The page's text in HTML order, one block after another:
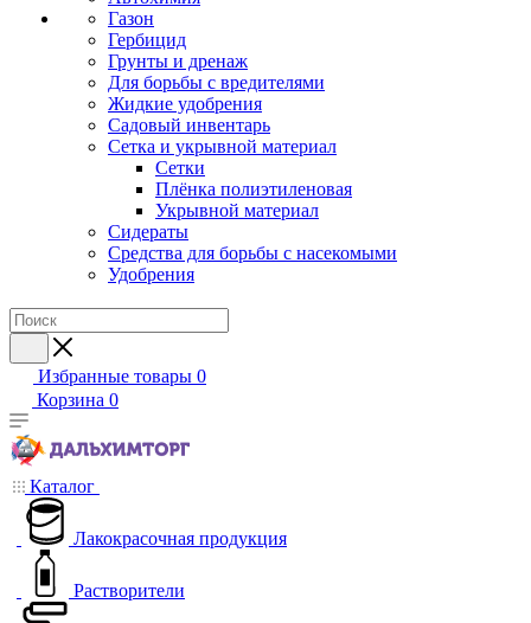
Газон
Гербицид
Грунты и дренаж
Для борьбы с вредителями
Жидкие удобрения
Садовый инвентарь
Сетка и укрывной материал
Сетки
Плёнка полиэтиленовая
Укрывной материал
Сидераты
Средства для борьбы с насекомыми
Удобрения
Избранные товары 0
Корзина 0
Каталог
Лакокрасочная продукция
Растворители